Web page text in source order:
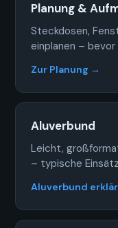
Planung &
Steckdosen,
einplanen –
Zur Planung →
Aluverbund
Leicht,
– typische
Aluverbund